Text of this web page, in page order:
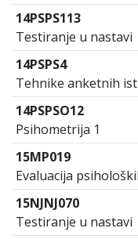
14PSPS113
Testiranje u nastavi
14PSPS4
Tehnike anketnih
14PSPSO12
Psihometrija 1
15MP019
Evaluacija
15NJNJ070
Testiranje u nastavi